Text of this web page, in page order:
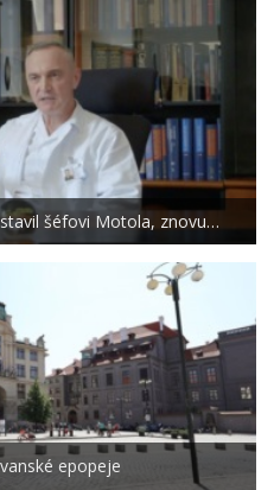
šéfovi Motola, znovu…
epopeje